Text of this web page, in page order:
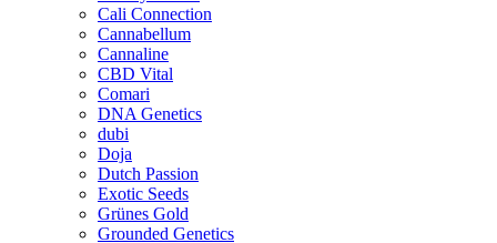
Cali Connection
Cannabellum
Cannaline
CBD Vital
Comari
DNA Genetics
dubi
Doja
Dutch Passion
Exotic Seeds
Grünes Gold
Grounded Genetics